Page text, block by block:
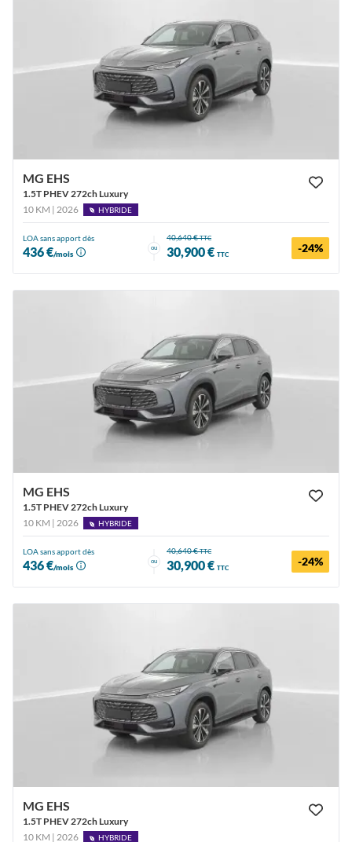
MG EHS
1.5T PHEV 272ch Luxury
10 KM | 2026
HYBRIDE
LOA sans apport dès
436 €/mois
ou
40,640 €TTC
30,900 € TTC -24%
MG EHS
1.5T PHEV 272ch Luxury
10 KM | 2026
HYBRIDE
LOA sans apport dès
436 €/mois
ou
40,640 €TTC
30,900 € TTC -24%
MG EHS
1.5T PHEV 272ch Luxury
10 KM | 2026
HYBRIDE